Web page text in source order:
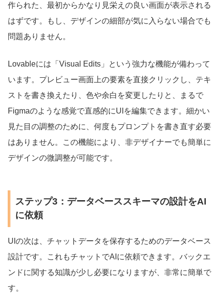
作られた、最初からかなり見栄えの良い画面が表示される
はずです。もし、デザインの細部が気に入らない場合でも
問題ありません。
Lovableには「Visual Edits」という強力な機能が備わって
います。プレビュー画面上の要素を直接クリックし、テキ
ストを書き換えたり、色や余白を変更したりと、まるで
Figmaのような感覚で直感的にUIを編集できます。細かい
見た目の調整のために、何度もプロンプトを書き直す必要
はありません。この機能により、非デザイナーでも簡単に
デザインの微調整が可能です。
ステップ3：データベーススキーマの設計をAI
に依頼
UIの次は、チャットデータを保存するためのデータベース
設計です。これもチャットでAIに依頼できます。バックエ
ンドに関する知識が少し必要になりますが、非常に簡単で
す。